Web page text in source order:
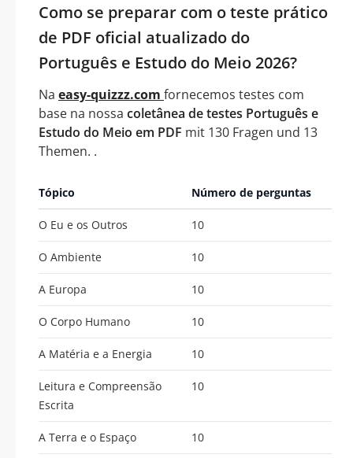
Como se preparar com o teste prático
de PDF oficial atualizado do
Português e Estudo do Meio 2026?
Na easy-quizzz.com fornecemos testes com
base na nossa coletânea de testes Português e
Estudo do Meio em PDF mit 130 Fragen und 13
Themen. .
Tópico Número de perguntas
O Eu e os Outros 10
O Ambiente 10
A Europa 10
O Corpo Humano 10
A Matéria e a Energia 10
Leitura e Compreensão
Escrita
10
A Terra e o Espaço 10